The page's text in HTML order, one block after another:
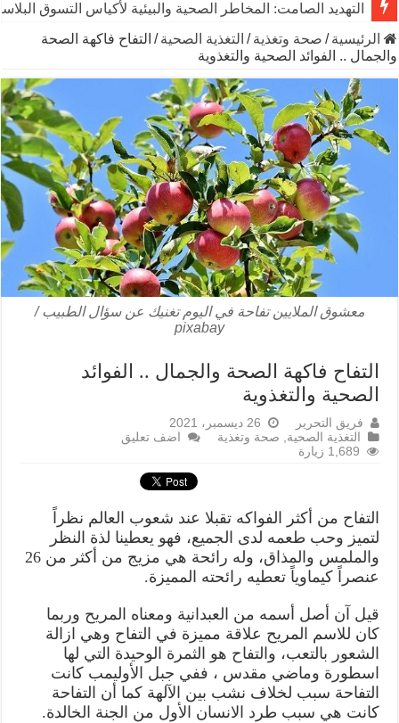
التهديد الصامت: المخاطر الصحية والبيئية لأكياس التسوق
الرئيسية / صحة وتغذية / التغذية الصحية / التفاح فاكهة الصحة
والجمال .. الفوائد الصحية والتغذوية
معشوق الملايين تفاحة في اليوم تغنيك عن سؤال الطبيب /
pixabay
التفاح فاكهة الصحة والجمال .. الفوائد
الصحية والتغذوية
فريق التحرير
26 ديسمبر، 2021
التغذية الصحية, صحة وتغذية
اضف تعليق
1,689 زيارة
التفاح من أكثر الفواكه تقبلا عند شعوب العالم نظراً
لتميز وحب طعمه لدى الجميع، فهو يعطينا لذة النظر
والملمس والمذاق، وله رائحة هي مزيج من أكثر من 26
عنصراً كيماوياً تعطيه رائحته المميزة.
قيل آن أصل أسمه من العبدانية ومعناه المريح وربما
كان للاسم المريح علاقة مميزة في التفاح وهي ازالة
الشعور بالتعب، والتفاح هو الثمرة الوحيدة التي لها
اسطورة وماضي مقدس ، ففي جبل الأوليمب كانت
التفاحة سبب لخلاف نشب بين الآلهة كما أن التفاحة
كانت هي سبب طرد الانسان الأول من الجنة الخالدة.